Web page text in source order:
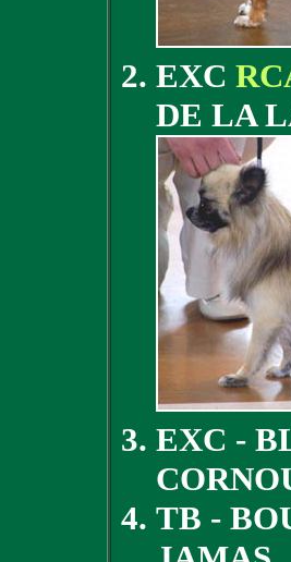
EXC
DE LA
EXC -
TB -